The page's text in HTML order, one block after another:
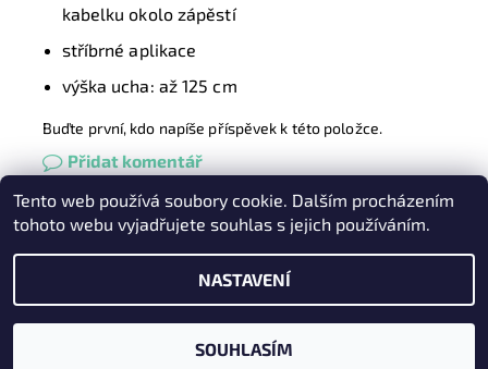
kabelku okolo zápěstí
stříbrné aplikace
výška ucha: až 125 cm
Buďte první, kdo napíše příspěvek k této položce.
Přidat komentář
Heureka.cz | Zboží.cz Oázakabelek
2026 © Kabelky pro Vás, všechna práva vyhrazena
Vytvořil Shoptet
Tento web používá soubory cookie. Dalším procházením
tohoto webu vyjadřujete souhlas s jejich používáním.
NASTAVENÍ
SOUHLASÍM